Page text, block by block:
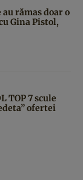
rămas doar o
Gina Pistol,
TOP 7 scule
ofertei